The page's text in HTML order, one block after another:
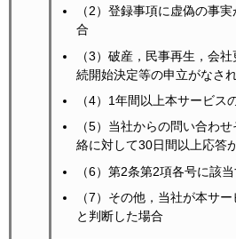
（2）登録事項に虚偽の事
合
（3）破産，民事再生，会
続開始決定等の申立がなさ
（4）1年間以上本サービス
（5）当社からの問い合わ
絡に対して30日間以上応答
（6）第2条第2項各号に該
（7）その他，当社が本サ
と判断した場合